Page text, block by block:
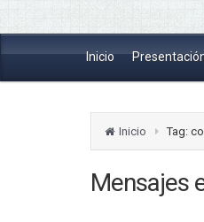
Inicio
Inicio Tag:
Mensajes